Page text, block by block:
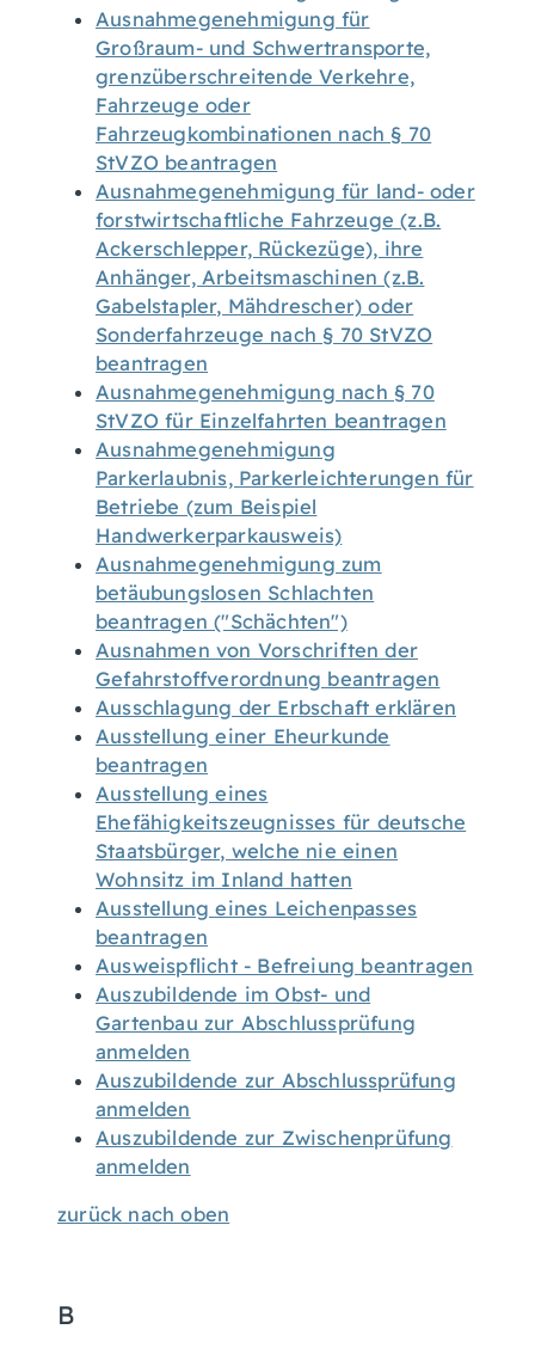
Ausnahmegenehmigung für
Großraum- und Schwertransporte,
grenzüberschreitende Verkehre,
Fahrzeuge oder
Fahrzeugkombinationen nach § 70
StVZO beantragen
Ausnahmegenehmigung für land- oder
forstwirtschaftliche Fahrzeuge (z.B.
Ackerschlepper, Rückezüge), ihre
Anhänger, Arbeitsmaschinen (z.B.
Gabelstapler, Mähdrescher) oder
Sonderfahrzeuge nach § 70 StVZO
beantragen
Ausnahmegenehmigung nach § 70
StVZO für Einzelfahrten beantragen
Ausnahmegenehmigung
Parkerlaubnis, Parkerleichterungen für
Betriebe (zum Beispiel
Handwerkerparkausweis)
Ausnahmegenehmigung zum
betäubungslosen Schlachten
beantragen ("Schächten")
Ausnahmen von Vorschriften der
Gefahrstoffverordnung beantragen
Ausschlagung der Erbschaft erklären
Ausstellung einer Eheurkunde
beantragen
Ausstellung eines
Ehefähigkeitszeugnisses für deutsche
Staatsbürger, welche nie einen
Wohnsitz im Inland hatten
Ausstellung eines Leichenpasses
beantragen
Ausweispflicht - Befreiung beantragen
Auszubildende im Obst- und
Gartenbau zur Abschlussprüfung
anmelden
Auszubildende zur Abschlussprüfung
anmelden
Auszubildende zur Zwischenprüfung
anmelden
zurück nach oben
B